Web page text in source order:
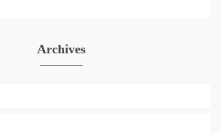
Archives